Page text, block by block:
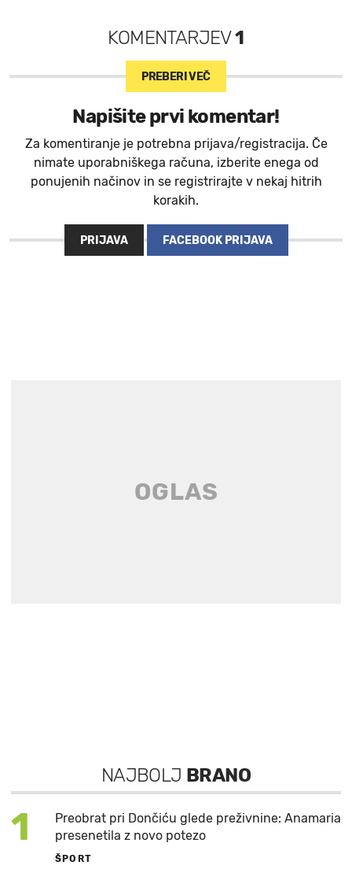
KOMENTARJEV1
PREBERI VEČ
Napišite prvi komentar!
Za komentiranje je potrebna prijava/registracija. Če
nimate uporabniškega računa, izberite enega od
ponujenih načinov in se registrirajte v nekaj hitrih
korakih.
PRIJAVA FACEBOOK PRIJAVA
NAJBOLJ BRANO
1
Preobrat pri Dončiću glede preživnine: Anamaria
presenetila z novo potezo
ŠPORT